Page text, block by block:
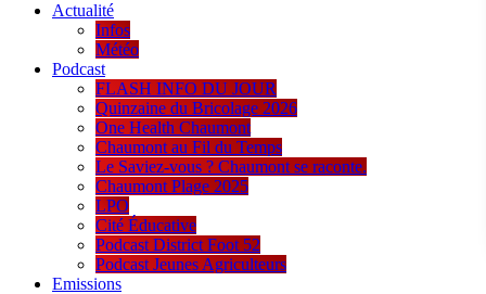
Actualité
Infos
Météo
Podcast
FLASH INFO DU JOUR
Quinzaine du Bricolage 2026
One Health Chaumont
Chaumont au Fil du Temps
Le Saviez-vous ? Chaumont se raconte.
Chaumont Plage 2025
LPO
Cité Éducative
Podcast District Foot 52
Podcast Jeunes Agriculteurs
Emissions